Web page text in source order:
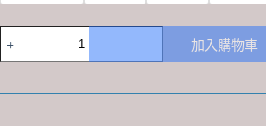
加入購物車